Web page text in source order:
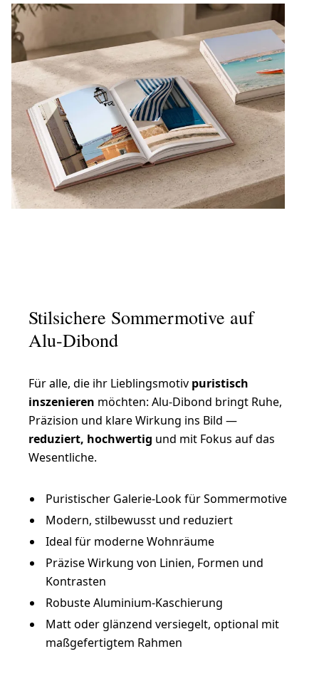
Stilsichere Sommermotive auf
Alu-Dibond
Für alle, die ihr Lieblingsmotiv puristisch
inszenieren möchten: Alu-Dibond bringt Ruhe,
Präzision und klare Wirkung ins Bild —
reduziert, hochwertig und mit Fokus auf das
Wesentliche.
Puristischer Galerie-Look für Sommermotive
Modern, stilbewusst und reduziert
Ideal für moderne Wohnräume
Präzise Wirkung von Linien, Formen und
Kontrasten
Robuste Aluminium-Kaschierung
Matt oder glänzend versiegelt, optional mit
maßgefertigtem Rahmen